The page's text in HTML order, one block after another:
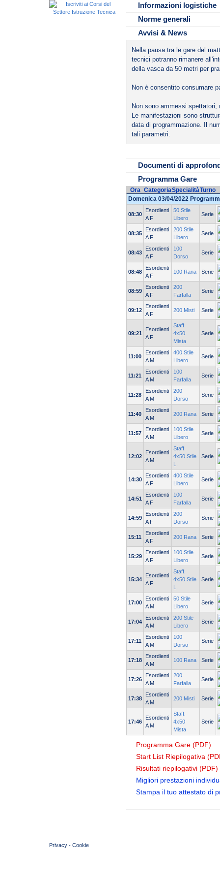
Informazioni logistiche
Norme generali
(vedi allegato 5 bis).
Avvisi & News
Nella pausa tra le gare del
tecnici potranno rimanere
della vasca da 50 metri per
Non è consentito consumare
Non sono ammessi
Le manifestazioni sono
data di programmazione. Il
tali parametri.
Documenti di
Programma Gare
Ora CategoriaSpecialitàTurno
Domenica 03/04/2022
08:30
Esordienti
A F
50 Stile
Libero
Serie
08:35
Esordienti
A F
200 Stile
Libero
Serie
08:43
Esordienti
A F
100
Dorso
Serie
08:48
Esordienti
A F
100 Rana Serie
08:59
Esordienti
A F
200
Farfalla
Serie
09:12
Esordienti
A F
200 Misti Serie
09:21
Esordienti
A F
Staff.
4x50
Mista
Serie
11:00
Esordienti
A M
400 Stile
Libero
Serie
11:21
Esordienti
A M
100
Farfalla
Serie
11:28
Esordienti
A M
200
Dorso
Serie
11:40
Esordienti
A M
200 Rana Serie
11:57
Esordienti
A M
100 Stile
Libero
Serie
12:02
Esordienti
A M
Staff.
4x50 Stile
L.
Serie
14:30
Esordienti
A F
400 Stile
Libero
Serie
14:51
Esordienti
A F
100
Farfalla
Serie
14:59
Esordienti
A F
200
Dorso
Serie
15:11
Esordienti
A F
200 Rana Serie
15:29
Esordienti
A F
100 Stile
Libero
Serie
15:34
Esordienti
A F
Staff.
4x50 Stile
L.
Serie
17:00
Esordienti
A M
50 Stile
Libero
Serie
17:04
Esordienti
A M
200 Stile
Libero
Serie
17:11
Esordienti
A M
100
Dorso
Serie
17:18
Esordienti
A M
100 Rana Serie
17:26
Esordienti
A M
200
Farfalla
Serie
17:38
Esordienti
A M
200 Misti Serie
17:46
Esordienti
A M
Staff.
4x50
Mista
Serie
Programma Gare (PDF)
Start List Riepilogativa
Risultati riepilogativi (PDF)
Migliori prestazioni
Stampa il tuo attestato di
Privacy - Cookie